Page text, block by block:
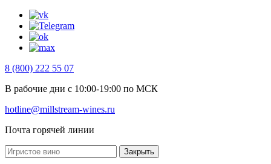
8 (800) 222 55 07
В рабочие дни с 10:00-19:00 по МСК
hotline@millstream-wines.ru
Почта горячей линии
Закрыть